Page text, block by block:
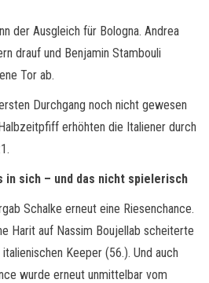
der Ausgleich für Bologna. Andrea
drauf und Benjamin Stambouli
Tor ab.
Durchgang noch nicht gewesen
erhöhten die Italiener durch
in sich – und das nicht spielerisch
Schalke erneut eine Riesenchance.
Harit auf Nassim Boujellab scheiterte
Keeper (56.). Und auch
wurde erneut unmittelbar vom